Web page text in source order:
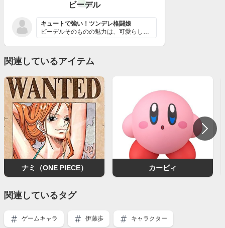
ビーデル
キュートで強い！ツンデレ格闘娘
ビーデルそのものの魅力は、可愛らしい女の子らしさと格闘...
関連しているアイテム
ナミ（ONE PIECE） カービィ
関連しているタグ
ゲームキャラ 伊藤歩 キャラクター